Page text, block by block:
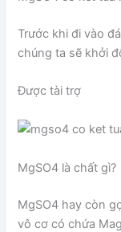
Trước khi đi vào
chúng ta sẽ khởi
Được tài trợ
MgSO4 là chất gì?
MgSO4 hay còn
vô cơ có chứa